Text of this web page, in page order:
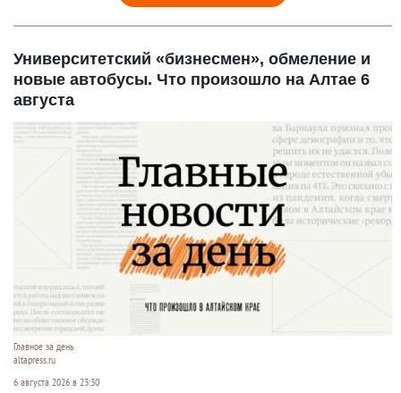
Университетский «бизнесмен», обмеление и
новые автобусы. Что произошло на Алтае 6
августа
Главное за день
altapress.ru
6 августа 2026 в 23:30